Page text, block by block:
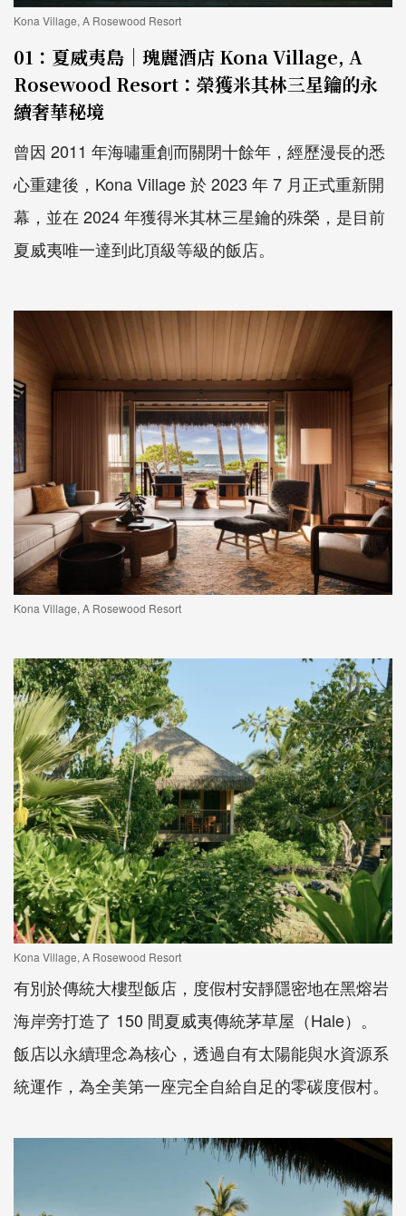
Kona Village, A Rosewood Resort
01：夏威夷島｜瑰麗酒店 Kona Village, A
Rosewood Resort：榮獲米其林三星鑰的永
續奢華秘境
曾因 2011 年海嘯重創而關閉十餘年，經歷漫長的悉
心重建後，Kona Village 於 2023 年 7 月正式重新開
幕，並在 2024 年獲得米其林三星鑰的殊榮，是目前
夏威夷唯一達到此頂級等級的飯店。
Kona Village, A Rosewood Resort
Kona Village, A Rosewood Resort
有別於傳統大樓型飯店，度假村安靜隱密地在黑熔岩
海岸旁打造了 150 間夏威夷傳統茅草屋（Hale）。
飯店以永續理念為核心，透過自有太陽能與水資源系
統運作，為全美第一座完全自給自足的零碳度假村。